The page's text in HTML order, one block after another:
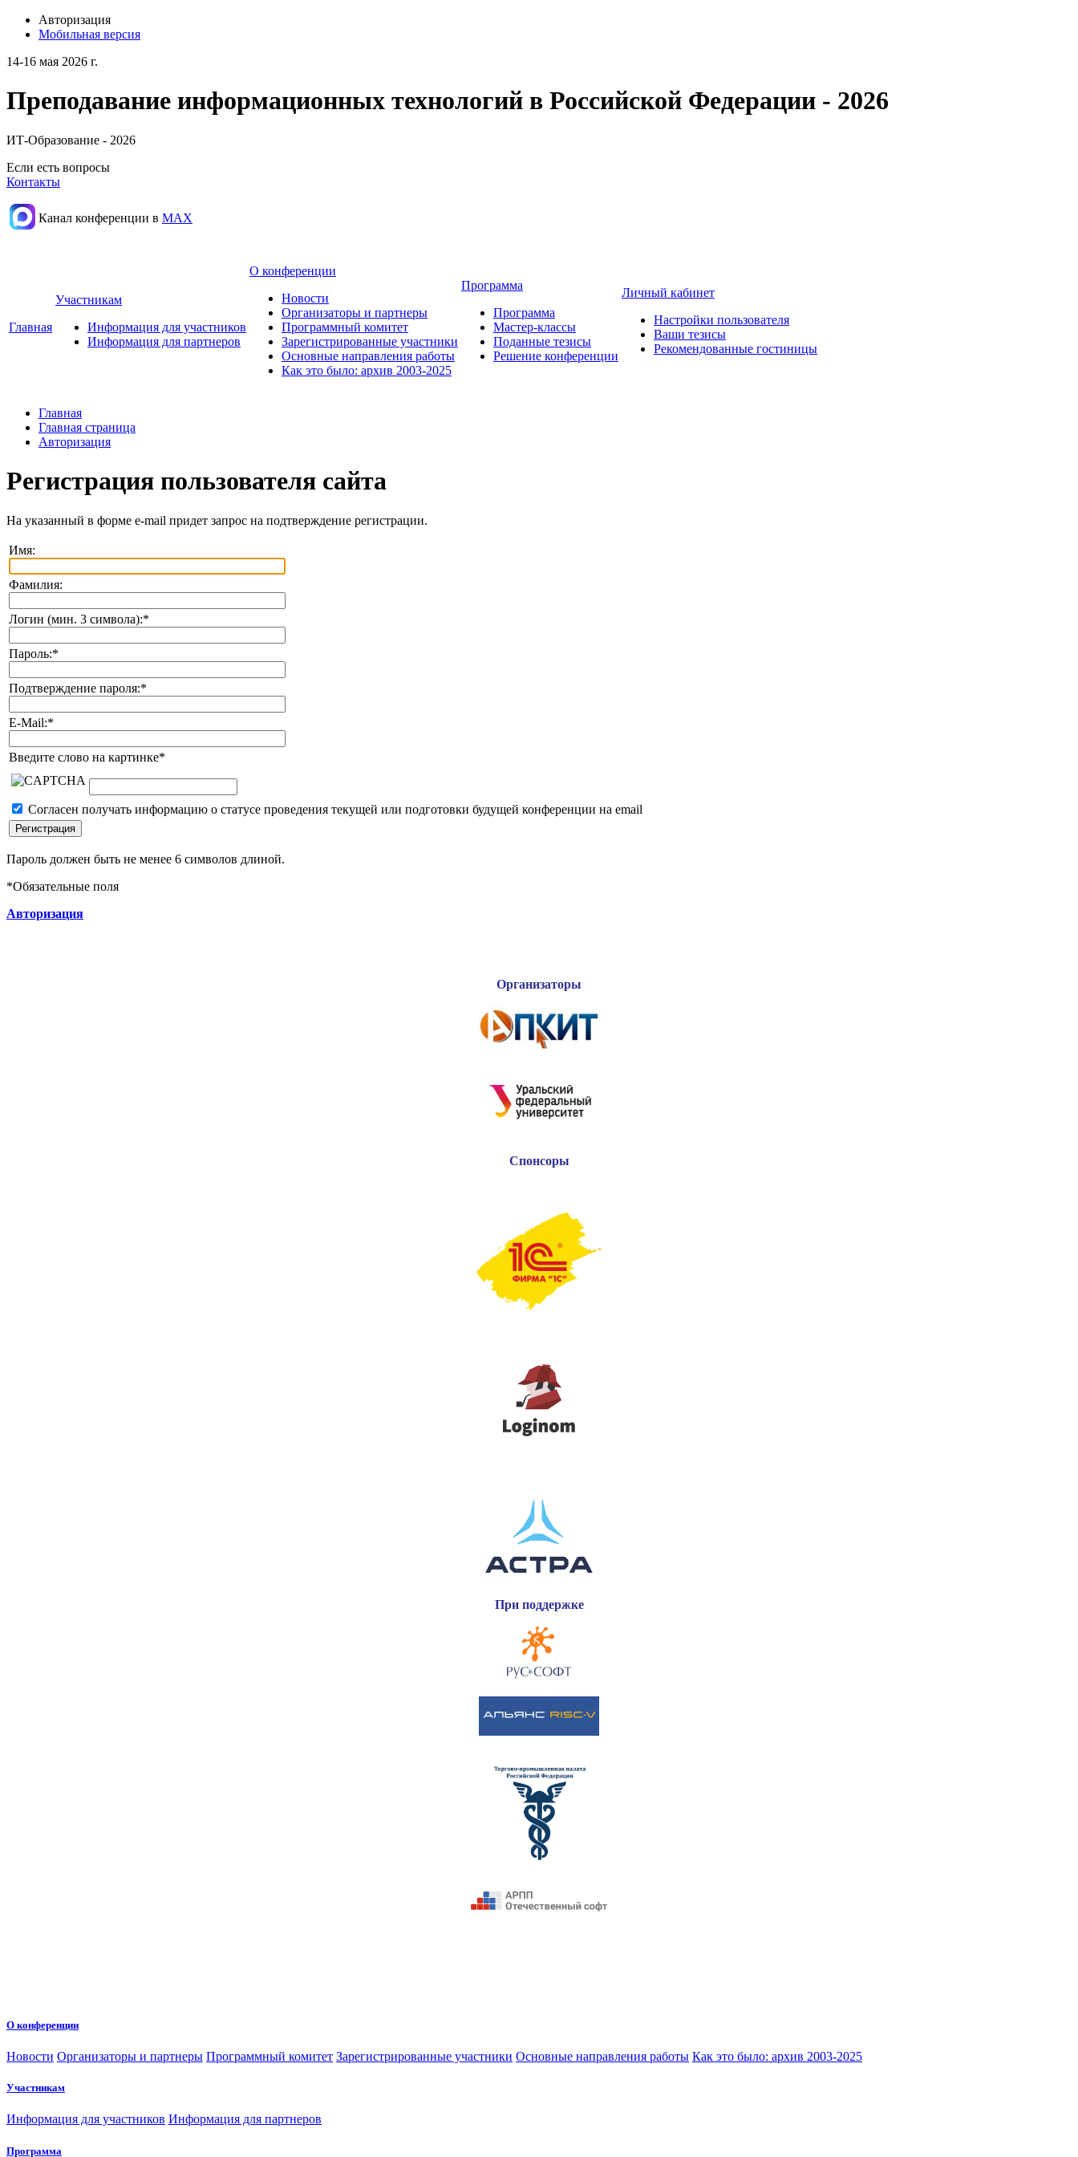
Авторизация
Мобильная версия
14-16 мая 2026 г.
Преподавание информационных технологий в Российской Федерации - 2026
ИТ-Образование - 2026
Если есть вопросы
Контакты
Канал конференции в МАХ
Главная
Участникам
Информация для участников
Информация для партнеров
О конференции
Новости
Организаторы и партнеры
Программный комитет
Зарегистрированные участники
Основные направления работы
Как это было: архив 2003-2025
Программа
Программа
Мастер-классы
Поданные тезисы
Решение конференции
Личный кабинет
Настройки пользователя
Ваши тезисы
Рекомендованные гостиницы
Главная
Главная страница
Авторизация
Регистрация пользователя сайта
На указанный в форме e-mail придет запрос на подтверждение регистрации.
Имя:
Фамилия:
Логин (мин. 3 символа):*
Пароль:*
Подтверждение пароля:*
E-Mail:*
Введите слово на картинке*
Согласен получать информацию о статусе проведения текущей или подготовки будущей конференции на email
Пароль должен быть не менее 6 символов длиной.
*Обязательные поля
Авторизация
Организаторы
Спонсоры
При поддержке
О конференции
Новости Организаторы и партнеры Программный комитет Зарегистрированные участники Основные направления работы Как это было: архив 2003-2025
Участникам
Информация для участников Информация для партнеров
Программа